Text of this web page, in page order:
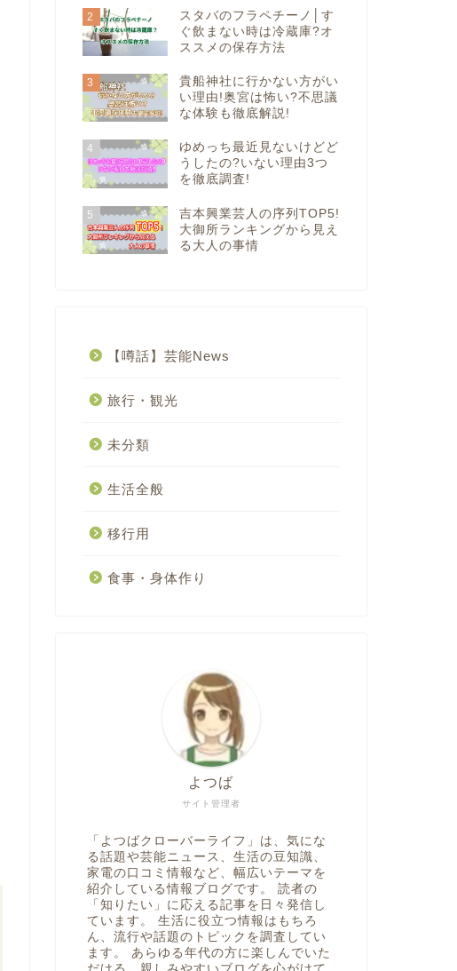
2
スタバのフラペチーノ│す
ぐ飲まない時は冷蔵庫?オ
ススメの保存方法
3
貴船神社に行かない方がい
い理由!奥宮は怖い?不思議
な体験も徹底解説!
4
ゆめっち最近見ないけどど
うしたの?いない理由3つ
を徹底調査!
5
吉本興業芸人の序列TOP5!
大御所ランキングから見え
る大人の事情
【噂話】芸能News
旅行・観光
未分類
生活全般
移行用
食事・身体作り
サイト管理者
よつば
「よつばクローバーライフ」は、気にな
る話題や芸能ニュース、生活の豆知識、
家電の口コミ情報など、幅広いテーマを
紹介している情報ブログです。 読者の
「知りたい」に応える記事を日々発信し
ています。 生活に役立つ情報はもちろ
ん、流行や話題のトピックを調査してい
ます。 あらゆる年代の方に楽しんでいた